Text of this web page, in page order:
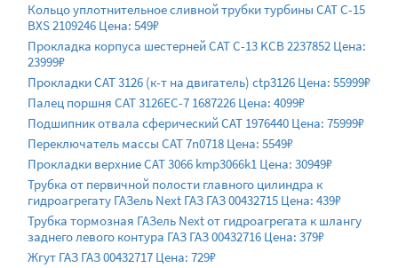
Кольцо уплотнительное сливной трубки турбины CAT C-15
BXS 2109246 Цена: 549₽
Прокладка корпуса шестерней CAT С-13 KCB 2237852 Цена:
23999₽
Прокладки CAT 3126 (к-т на двигатель) ctp3126 Цена: 55999₽
Палец поршня CAT 3126EС-7 1687226 Цена: 4099₽
Подшипник отвала сферический CAT 1976440 Цена: 75999₽
Переключатель массы CAT 7n0718 Цена: 5549₽
Прокладки верхние CAT 3066 kmp3066k1 Цена: 30949₽
Трубка от первичной полости главного цилиндра к
гидроагрегату ГАЗель Next ГАЗ ГАЗ 00432715 Цена: 439₽
Трубка тормозная ГАЗель Next от гидроагрегата к шлангу
заднего левого контура ГАЗ ГАЗ 00432716 Цена: 379₽
Жгут ГАЗ ГАЗ 00432717 Цена: 729₽